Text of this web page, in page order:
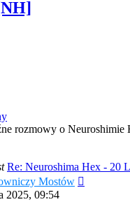
rozmowy o
Re: Neuroshima Hex - 20
Mostów
2025, 09:54